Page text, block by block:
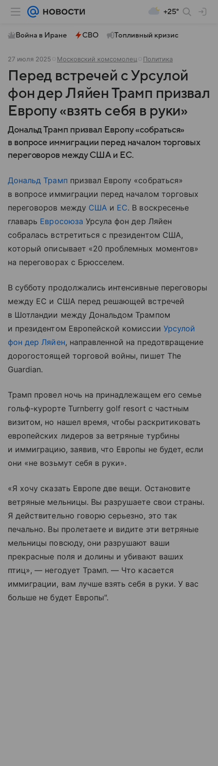
+25°
Война в Иране СВО Топливный кризис
27 июля 2025 Московский комсомолец Политика
Перед встречей с Урсулой
фон дер Ляйен Трамп призвал
Европу «взять себя в руки»
Дональд Трамп призвал Европу «собраться»
в вопросе иммиграции перед началом торговых
переговоров между США и ЕС.
Дональд Трамп призвал Европу «собраться»
в вопросе иммиграции перед началом торговых
переговоров между США и ЕС. В воскресенье
главарь Евросоюза Урсула фон дер Ляйен
собралась встретиться с президентом США,
который описывает «20 проблемных моментов»
на переговорах с Брюсселем.
В субботу продолжались интенсивные переговоры
между ЕС и США перед решающей встречей
в Шотландии между Дональдом Трампом
и президентом Европейской комиссии Урсулой
фон дер Ляйен, направленной на предотвращение
дорогостоящей торговой войны, пишет The
Guardian.
Трамп провел ночь на принадлежащем его семье
гольф-курорте Turnberry golf resort с частным
визитом, но нашел время, чтобы раскритиковать
европейских лидеров за ветряные турбины
и иммиграцию, заявив, что Европы не будет, если
они «не возьмут себя в руки».
«Я хочу сказать Европе две вещи. Остановите
ветряные мельницы. Вы разрушаете свои страны.
Я действительно говорю серьезно, это так
печально. Вы пролетаете и видите эти ветряные
мельницы повсюду, они разрушают ваши
прекрасные поля и долины и убивают ваших
птиц», — негодует Трамп. — Что касается
иммиграции, вам лучше взять себя в руки. У вас
больше не будет Европы".